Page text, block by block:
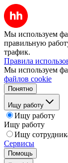
Мы используем
правильную
трафик.
Правила
Мы используем
файлов cookie
Понятно
Ищу работу
Ищу работу
Ищу работу
Ищу
Сервисы
Помощь